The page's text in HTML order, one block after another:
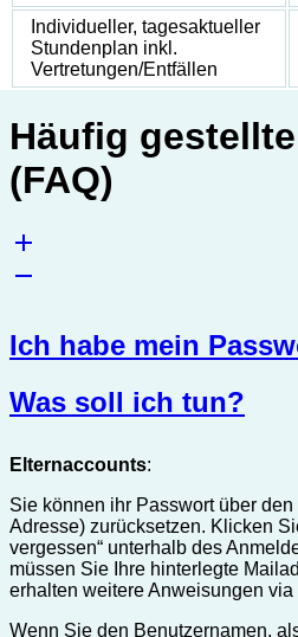
Individueller, tagesaktueller
Stundenplan inkl.
Vertretungen/Entfällen
Häufig
(FAQ)
Ich habe mein
Was soll ich tun?
Elternaccounts:
Sie können ihr Passwort über
Adresse) zurücksetzen. Klicken
vergessen“ unterhalb des
müssen Sie Ihre hinterlegte
erhalten weitere Anweisungen via
Wenn Sie den Benutzernamen,